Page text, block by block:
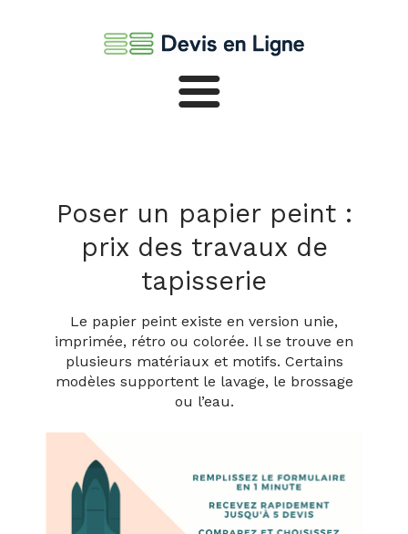
Sols
Murs
Poser un papier peint :
prix des travaux de
tapisserie
Le papier peint existe en version unie,
imprimée, rétro ou colorée. Il se trouve en
plusieurs matériaux et motifs. Certains
modèles supportent le lavage, le brossage
ou l’eau.